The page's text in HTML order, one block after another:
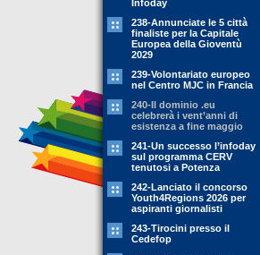
Infoday
238-Annunciate le 5 città
finaliste per la Capitale
Europea della Gioventù
2029
239-Volontariato europeo
nel Centro MJC in Francia
240-Il dominio .eu
celebrerà i vent’anni di
esistenza a fine maggio
241-Un successo l’infoday
sul programma CERV
tenutosi a Potenza
242-Lanciato il concorso
Youth4Regions 2026 per
aspiranti giornalisti
243-Tirocini presso il
Cedefop